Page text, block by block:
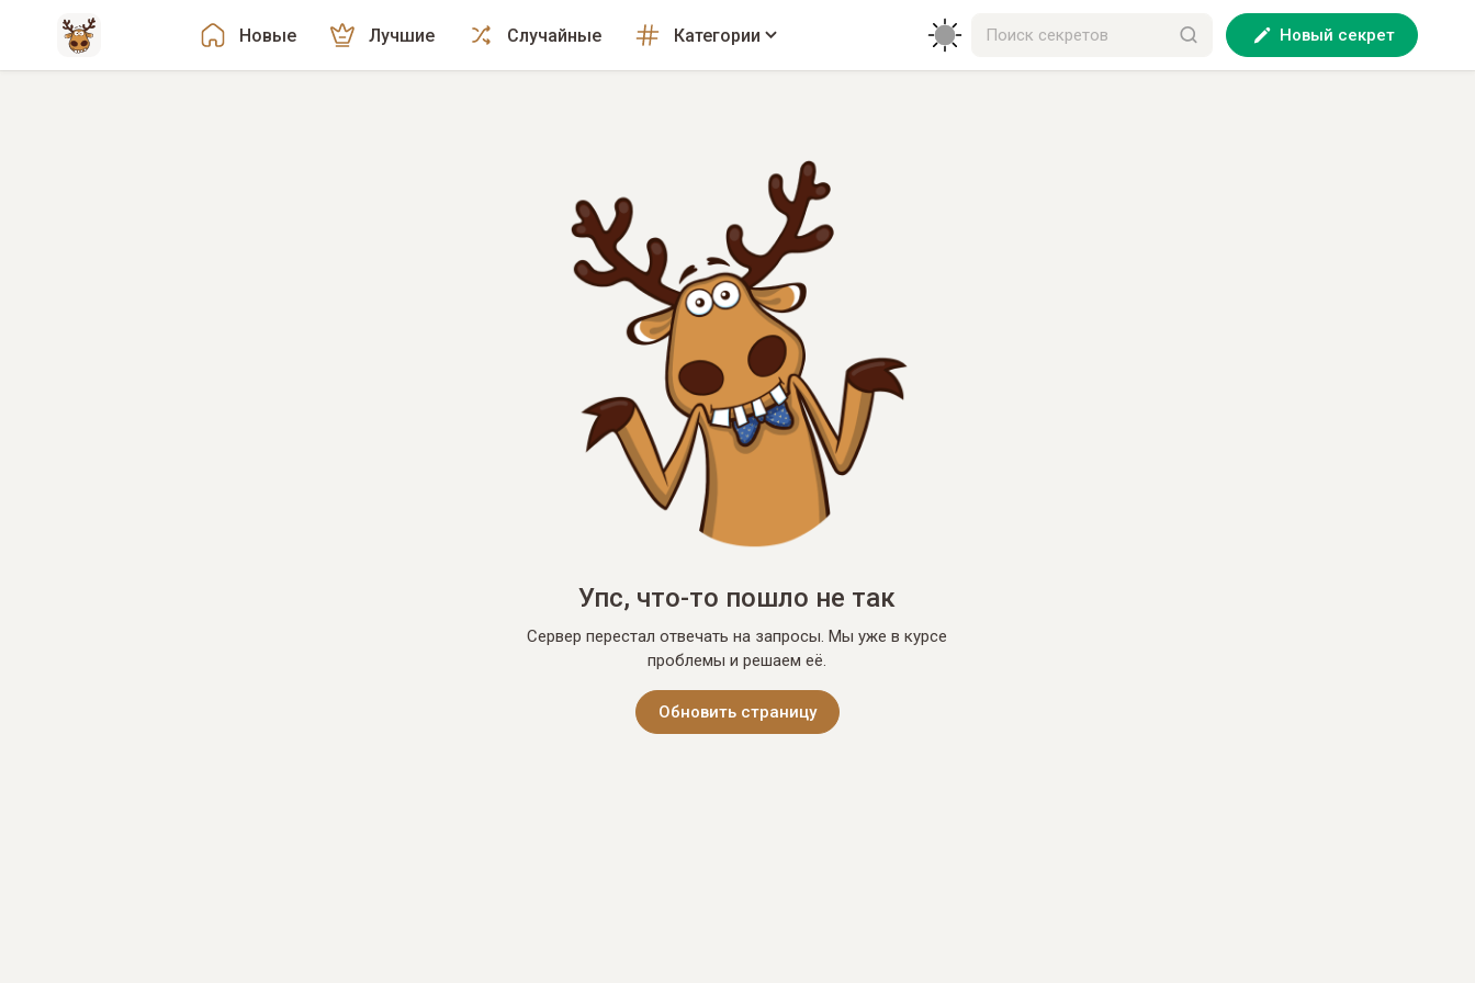
Новые Лучшие Случайные Категории Новый секрет
Упс, что-то пошло не так
Сервер перестал отвечать на запросы. Мы уже в курсе
проблемы и решаем её.
Обновить страницу